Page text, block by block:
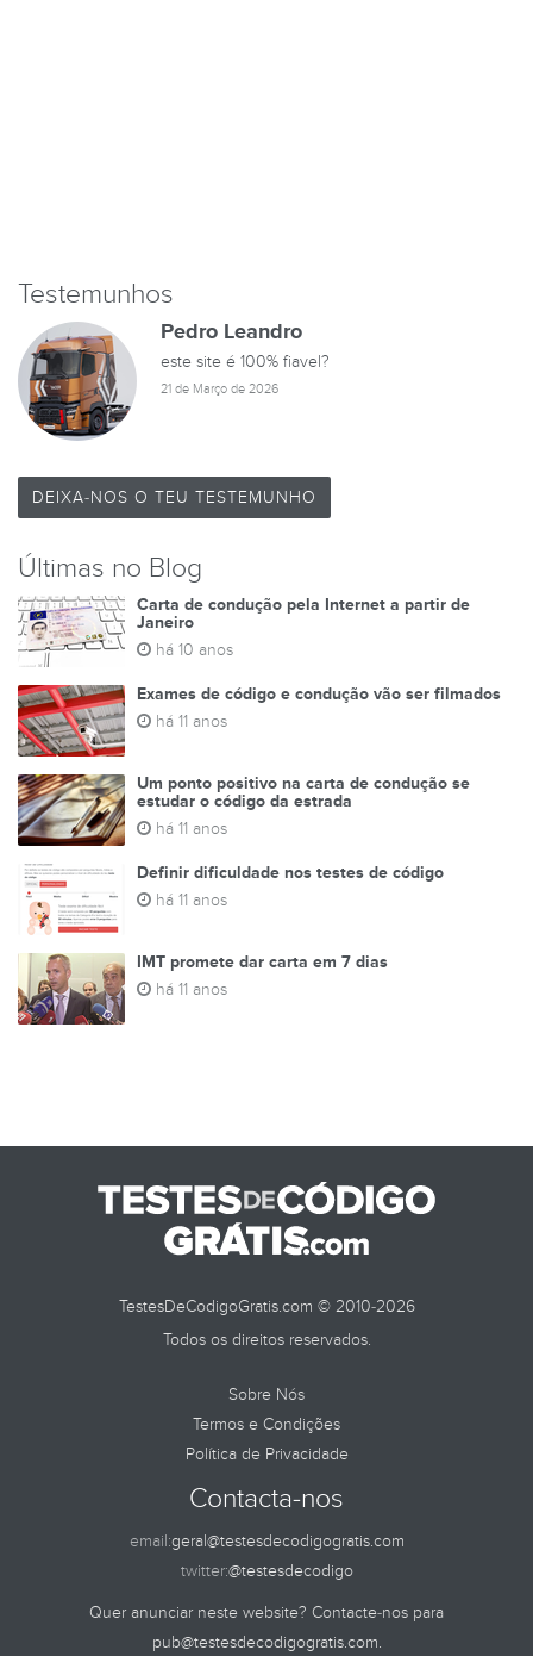
Testemunhos
Pedro Leandro
este site é 100% fiavel?
21 de Março de 2026
DEIXA-NOS O TEU TESTEMUNHO
Últimas no Blog
Carta de condução pela Internet a partir de
Janeiro
há 10 anos
Exames de código e condução vão ser filmados
há 11 anos
Um ponto positivo na carta de condução se
estudar o código da estrada
há 11 anos
Definir dificuldade nos testes de código
há 11 anos
IMT promete dar carta em 7 dias
há 11 anos
TestesDeCodigoGratis.com © 2010-2026
Todos os direitos reservados.
Sobre Nós
Termos e Condições
Política de Privacidade
Contacta-nos
email:geral@testesdecodigogratis.com
twitter:@testesdecodigo
Quer anunciar neste website? Contacte-nos para
pub@testesdecodigogratis.com.